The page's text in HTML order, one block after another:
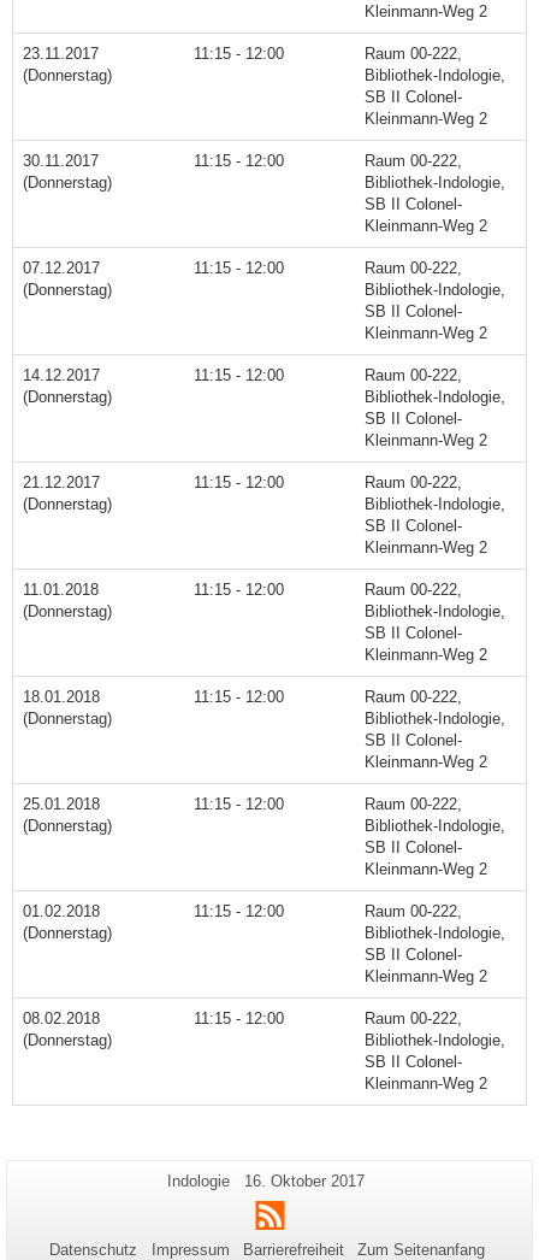
Kleinmann-Weg 2
23.11.2017
(Donnerstag)
11:15 - 12:00
Raum 00-222,
Bibliothek-Indologie,
SB II Colonel-
Kleinmann-Weg 2
30.11.2017
(Donnerstag)
11:15 - 12:00
Raum 00-222,
Bibliothek-Indologie,
SB II Colonel-
Kleinmann-Weg 2
07.12.2017
(Donnerstag)
11:15 - 12:00
Raum 00-222,
Bibliothek-Indologie,
SB II Colonel-
Kleinmann-Weg 2
14.12.2017
(Donnerstag)
11:15 - 12:00
Raum 00-222,
Bibliothek-Indologie,
SB II Colonel-
Kleinmann-Weg 2
21.12.2017
(Donnerstag)
11:15 - 12:00
Raum 00-222,
Bibliothek-Indologie,
SB II Colonel-
Kleinmann-Weg 2
11.01.2018
(Donnerstag)
11:15 - 12:00
Raum 00-222,
Bibliothek-Indologie,
SB II Colonel-
Kleinmann-Weg 2
18.01.2018
(Donnerstag)
11:15 - 12:00
Raum 00-222,
Bibliothek-Indologie,
SB II Colonel-
Kleinmann-Weg 2
25.01.2018
(Donnerstag)
11:15 - 12:00
Raum 00-222,
Bibliothek-Indologie,
SB II Colonel-
Kleinmann-Weg 2
01.02.2018
(Donnerstag)
11:15 - 12:00
Raum 00-222,
Bibliothek-Indologie,
SB II Colonel-
Kleinmann-Weg 2
08.02.2018
(Donnerstag)
11:15 - 12:00
Raum 00-222,
Bibliothek-Indologie,
SB II Colonel-
Kleinmann-Weg 2
Zusätzliche
Informationen
zu
Seiten-
Indologie
Letzte
Aktualisierung:
16. Oktober 2017
RSS
Datenschutz Impressum Barrierefreiheit Zum Seitenanfang